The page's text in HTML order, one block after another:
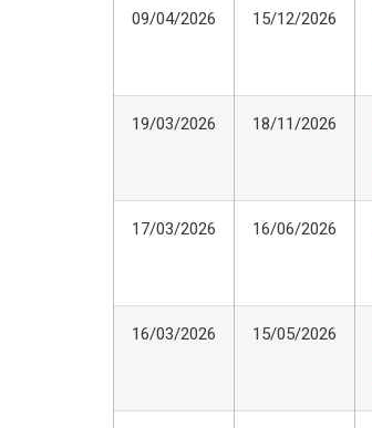
09/04/2026 15/12/2026
19/03/2026 18/11/2026
17/03/2026 16/06/2026
16/03/2026 15/05/2026